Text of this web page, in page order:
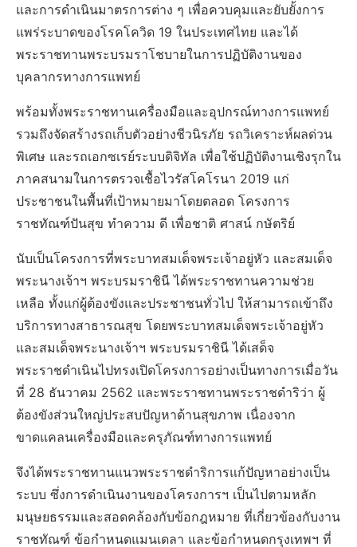
และการดำเนินมาตรการต่าง ๆ เพื่อควบคุมและยับยั้งการ
แพร่ระบาดของโรคโควิด 19 ในประเทศไทย และได้
พระราชทานพระบรมราโชบายในการปฏิบัติงานของ
บุคลากรทางการแพทย์
พร้อมทั้งพระราชทานเครื่องมือและอุปกรณ์ทางการแพทย์
รวมถึงจัดสร้างรถเก็บตัวอย่างชีวนิรภัย รถวิเคราะห์ผลด่วน
พิเศษ และรถเอกซเรย์ระบบดิจิทัล เพื่อใช้ปฏิบัติงานเชิงรุกใน
ภาคสนามในการตรวจเชื้อไวรัสโคโรนา 2019 แก่
ประชาชนในพื้นที่เป้าหมายมาโดยตลอด โครงการ
ราชทัณฑ์ปันสุข ทำความ ดี เพื่อชาติ ศาสน์ กษัตริย์
นับเป็นโครงการที่พระบาทสมเด็จพระเจ้าอยู่หัว และสมเด็จ
พระนางเจ้าฯ พระบรมราชินี ได้พระราชทานความช่วย
เหลือ ทั้งแก่ผู้ต้องขังและประชาชนทั่วไป ให้สามารถเข้าถึง
บริการทางสาธารณสุข โดยพระบาทสมเด็จพระเจ้าอยู่หัว
และสมเด็จพระนางเจ้าฯ พระบรมราชินี ได้เสด็จ
พระราชดำเนินไปทรงเปิดโครงการอย่างเป็นทางการเมื่อวัน
ที่ 28 ธันวาคม 2562 และพระราชทานพระราชดำริว่า ผู้
ต้องขังส่วนใหญ่ประสบปัญหาด้านสุขภาพ เนื่องจาก
ขาดแคลนเครื่องมือและครุภัณฑ์ทางการแพทย์
จึงได้พระราชทานแนวพระราชดำริการแก้ปัญหาอย่างเป็น
ระบบ ซึ่งการดำเนินงานของโครงการฯ เป็นไปตามหลัก
มนุษยธรรมและสอดคล้องกับข้อกฎหมาย ที่เกี่ยวข้องกับงาน
ราชทัณฑ์ ข้อกำหนดแมนเดลา และข้อกำหนดกรุงเทพฯ ที่